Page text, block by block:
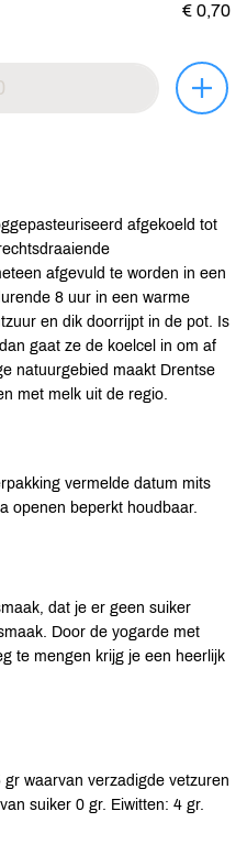
€ 0,70
afgekoeld tot
afgevuld te worden in een
8 uur in een warme
en dik doorrijpt in de pot. Is
gaat ze de koelcel in om af
natuurgebied maakt Drentse
met melk uit de regio.
vermelde datum mits
openen beperkt houdbaar.
dat je er geen suiker
Door de yogarde met
te mengen krijg je een heerlijk
waarvan verzadigde vetzuren
suiker 0 gr. Eiwitten: 4 gr.